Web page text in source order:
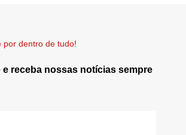
por dentro de tudo!
e receba nossas notícias sempre